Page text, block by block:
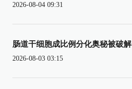
2026-08-04 09:31
肠道干细胞成比例分化奥秘被破解
2026-08-03 03:15